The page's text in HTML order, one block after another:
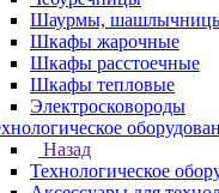
Шаурмы,
Шкафы жарочные
Шкафы расстоечные
Шкафы тепловые
Электросковороды
Назад
Технологическое